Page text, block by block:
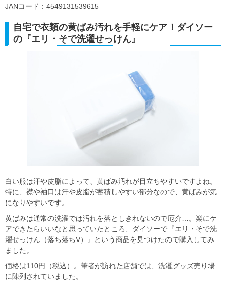
JANコード：4549131539615
自宅で衣類の黄ばみ汚れを手軽にケア！ダイソー
の『エリ・そで洗濯せっけん』
白い服は汗や皮脂によって、黄ばみ汚れが目立ちやすいですよね。
特に、襟や袖口は汗や皮脂が蓄積しやすい部分なので、黄ばみが気
になりやすいです。
黄ばみは通常の洗濯では汚れを落としきれないので厄介…。楽にケ
アできたらいいなと思っていたところ、ダイソーで『エリ・そで洗
濯せっけん（落ち落ちV）』という商品を見つけたので購入してみ
ました。
価格は110円（税込）。筆者が訪れた店舗では、洗濯グッズ売り場
に陳列されていました。